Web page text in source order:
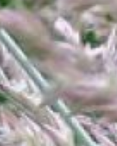
свету и хорошей
почвы, к влаге
заморозки переносит
Ковыль
многолетняя декоративная
используют ковыль в
в своих садах и цветниках.
обладает густыми
или прямыми
метелками в виде
используется ковыль
вейниковый.
растение холодостойкое и
однако
и структурного грунта.